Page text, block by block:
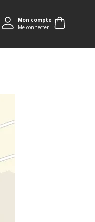
Mon compte
Me connecter